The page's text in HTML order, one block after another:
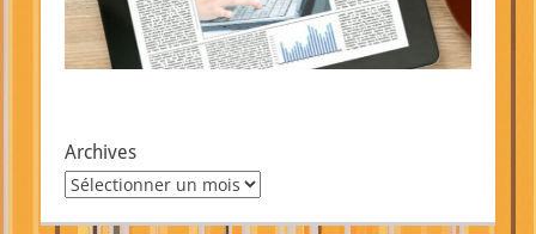
Archives
Archives